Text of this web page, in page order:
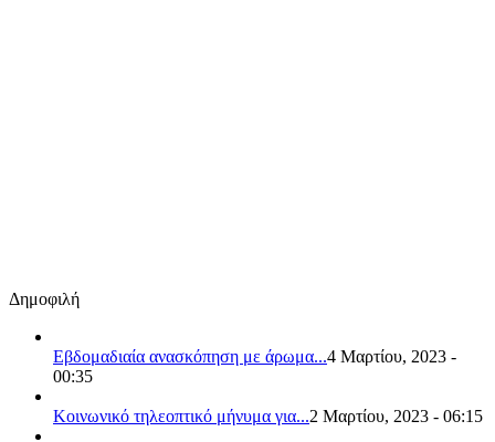
Δημοφιλή
Εβδομαδιαία ανασκόπηση με άρωμα...4 Μαρτίου, 2023 -
00:35
Κοινωνικό τηλεοπτικό μήνυμα για...2 Μαρτίου, 2023 - 06:15